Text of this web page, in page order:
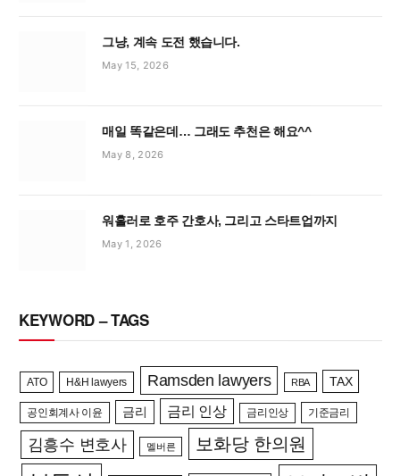
그냥, 계속 도전 했습니다.
May 15, 2026
매일 똑같은데… 그래도 추천은 해요^^
May 8, 2026
워홀러로 호주 간호사, 그리고 스타트업까지
May 1, 2026
KEYWORD – TAGS
ATO H&H lawyers Ramsden lawyers RBA TAX
공인회계사 이윤 금리 금리 인상 금리인상 기준금리
김흥수 변호사 멜버른 보화당 한의원